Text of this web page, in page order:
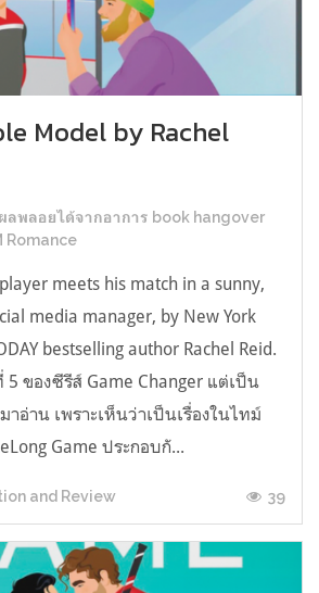
Model by Rachel
ลพลอยได้จากอาการ book hangover
Romance
meets his match in a sunny,
media manager, by New York
bestselling author Rachel Reid.
5 ของซีรีส์ Game Changer แต่เป็น
าอ่าน เพราะเห็นว่าเป็นเรื่องในไทม์
Game ประกอบกั...
and Review 39